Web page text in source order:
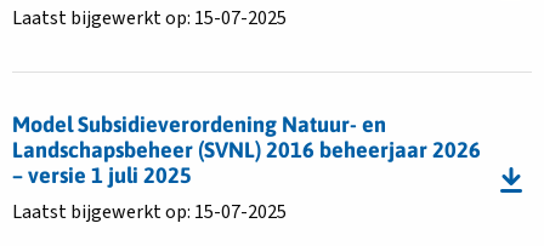
Laatst bijgewerkt op: 15-07-2025
Model
kwaliteitsimpuls
en
landschap
(SKNL)
–
Model Subsidieverordening Natuur- en
Landschapsbeheer (SVNL) 2016 beheerjaar 2026
– versie 1 juli 2025
Laatst bijgewerkt op: 15-07-2025
bestand
Model
Subsidieverordening
Natuur-